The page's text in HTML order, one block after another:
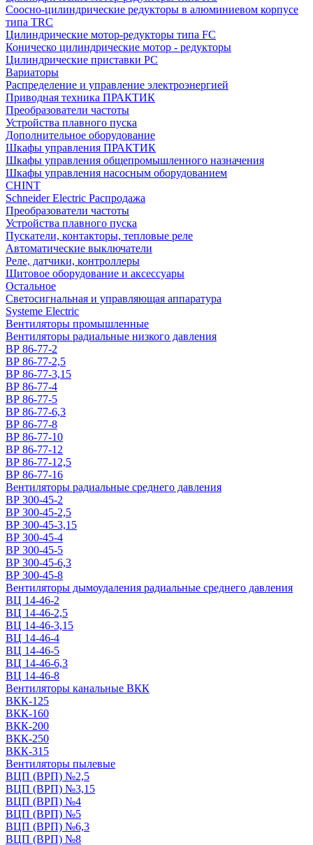
Соосно-цилиндрические редукторы в алюминиевом корпусе
типа TRC
Цилиндрические мотор-редукторы типа FC
Коническо цилиндрические мотор - редукторы
Цилиндрические приставки PC
Вариаторы
Распределение и управление электроэнергией
Приводная техника ПРАКТИК
Преобразователи частоты
Устройства плавного пуска
Дополнительное оборудование
Шкафы управления ПРАКТИК
Шкафы управления общепромышленного назначения
Шкафы управления насосным оборудованием
CHINT
Schneider Electric Распродажа
Преобразователи частоты
Устройства плавного пуска
Пускатели, контакторы, тепловые реле
Автоматические выключатели
Реле, датчики, контроллеры
Щитовое оборудование и аксессуары
Остальное
Светосигнальная и управляющая аппаратура
Systeme Electric
Вентиляторы промышленные
Вентиляторы радиальные низкого давления
ВР 86-77-2
ВР 86-77-2,5
ВР 86-77-3,15
ВР 86-77-4
ВР 86-77-5
ВР 86-77-6,3
ВР 86-77-8
ВР 86-77-10
ВР 86-77-12
ВР 86-77-12,5
ВР 86-77-16
Вентиляторы радиальные среднего давления
ВР 300-45-2
ВР 300-45-2,5
ВР 300-45-3,15
ВР 300-45-4
ВР 300-45-5
ВР 300-45-6,3
ВР 300-45-8
Вентиляторы дымоудаления радиальные среднего давления
ВЦ 14-46-2
ВЦ 14-46-2,5
ВЦ 14-46-3,15
ВЦ 14-46-4
ВЦ 14-46-5
ВЦ 14-46-6,3
ВЦ 14-46-8
Вентиляторы канальные ВКК
ВКК-125
ВКК-160
ВКК-200
ВКК-250
ВКК-315
Вентиляторы пылевые
ВЦП (ВРП) №2,5
ВЦП (ВРП) №3,15
ВЦП (ВРП) №4
ВЦП (ВРП) №5
ВЦП (ВРП) №6,3
ВЦП (ВРП) №8